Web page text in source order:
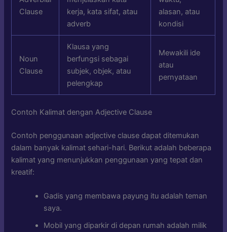
Clause
kerja, kata sifat, atau
adverb
alasan, atau
kondisi
Noun
Clause
Klausa yang
berfungsi sebagai
subjek, objek, atau
pelengkap
Mewakili ide
atau
pernyataan
Contoh Kalimat dengan Adjective Clause
Contoh penggunaan adjective clause dapat ditemukan
dalam banyak kalimat sehari-hari. Berikut adalah beberapa
kalimat yang menunjukkan penggunaan yang tepat dan
kreatif:
Gadis yang membawa payung itu adalah teman
saya.
Mobil yang diparkir di depan rumah adalah milik